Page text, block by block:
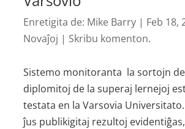
Enretigita de: Mike Barry | Feb 18,
Novaĵoj | Skribu komenton.
Sistemo monitoranta la sortojn de
diplomitoj de la superaj lernejoj
testata en la Varsovia
ĵus publikigitaj rezultoj